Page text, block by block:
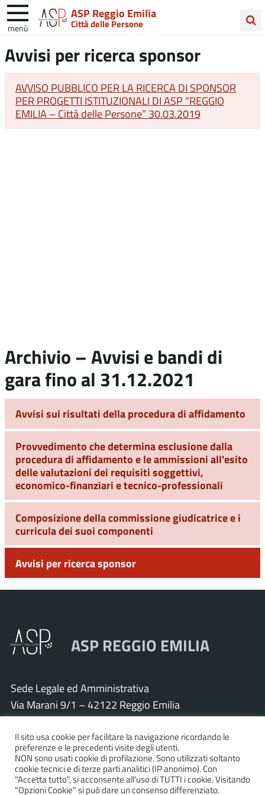
ASP Reggio Emilia
Città delle Persone
menù
nel
Avvisi per ricerca sponsor
AVVISO PUBBLICO PER LA RICERCA DI SPONSOR
PER PROGETTI ISTITUZIONALI DI ASP “REGGIO
EMILIA – Città delle Persone” 30.03.2019
Archivio – Avvisi e bandi di
gara fino al 31.12.2021
Avvisi sui risultati della procedura di affidamento
Provvedimento che determina esclusione dalla
procedura di affidamento e le ammissioni all'esito
delle valutazioni dei requisiti soggettivi,
economico-finanziari e tecnico-professionali
Composizione della commissione giudicatrice e i
curricula dei suoi componenti
Avvisi per ricerca sponsor
ASP REGGIO EMILIA
Sede Legale ed Amministrativa
Via Marani 9/1 – 42122 Reggio Emilia
Tel. 0522 571011 – Fax 0522 571030
Cod. Fisc. e P.IVA 01925120352
PEC:asp.re@pcert.postecert.it
E-mail:info@asp.re.it
Il sito usa cookie per facilitare la navigazione ricordando le
preferenze e le precedenti visite degli utenti.
NON sono usati cookie di profilazione. Sono utilizzati soltanto
cookie tecnici e di terze parti analitici (IP anonimo). Con
"Accetta tutto", si acconsente all'uso di TUTTI i cookie. Visitando
"Opzioni Cookie" si può dare un consenso differenziato.